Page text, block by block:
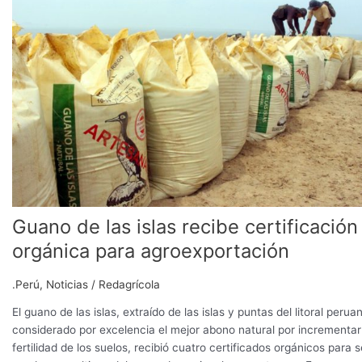
Guano de las islas recibe certificación
orgánica para agroexportación
.Perú, Noticias / Redagrícola
El guano de las islas, extraído de las islas y puntas del litoral
considerado por excelencia el mejor abono natural por
fertilidad de los suelos, recibió cuatro certificados orgánicos para
islas
recibe
certificación
orgánica
para
agroexportación